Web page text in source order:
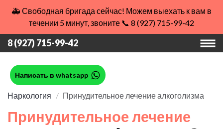
🚑 Свободная бригада сейчас! Можем выехать к вам в
течении 5 минут, звоните 📞 8 (927) 715-99-42
8 (927) 715-99-42
Написать в whatsapp
Наркология Принудительное лечение алкоголизма
Принудительное лечение